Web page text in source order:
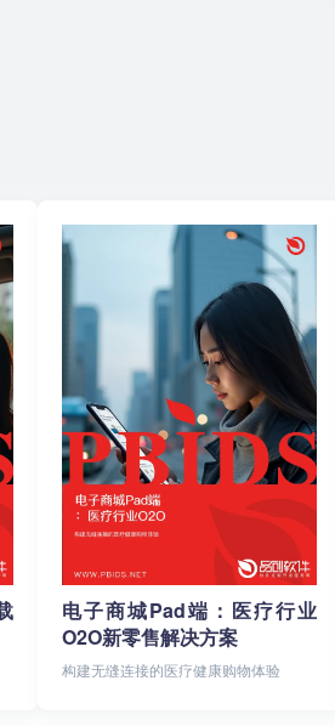
电子商城Pad端：医疗行业
O2O新零售解决方案
构建无缝连接的医疗健康购物体验